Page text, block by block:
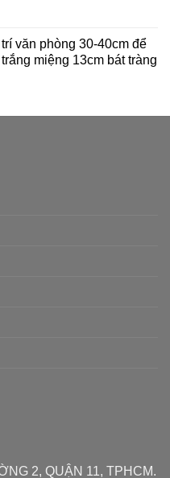
₫.
₫.
văn phòng 30-40cm để
miệng 13cm bát tràng
2, QUẬN 11, TPHCM.